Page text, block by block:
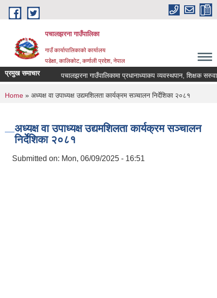
Skip to main content
पचालझरना गाउँपालिका
गाउँ कार्यापालिकाको कार्यालय
पडेक्षा, कालिकोट, कर्णाली प्रदेश, नेपाल
प्रमुख समाचार पचालझरना गाउँपालिकामा प्रधानाध्याकप व्यवस्थपान, शिक्षक
You are here
Home » अध्यक्ष वा उपाध्यक्ष उद्यमशिलता कार्यक्रम सञ्चालन निर्देशिका २०८१
अध्यक्ष वा उपाध्यक्ष उद्यमशिलता कार्यक्रम सञ्चालन
निर्देशिका २०८१
Submitted on: Mon, 06/09/2025 - 16:51